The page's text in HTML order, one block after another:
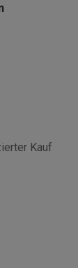
Kauf